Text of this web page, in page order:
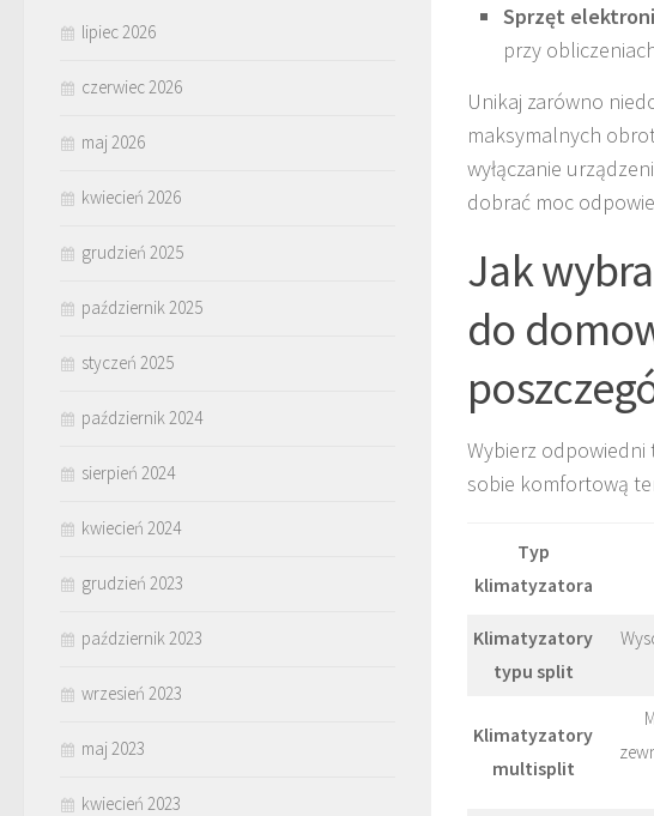
Sprzęt
przy
Unikaj zarówno
maksymalnych
wyłączanie
dobrać moc
Jak
do
Wybierz
sobie komfortową
Typ
klimatyzatora
Klimatyzatory
typu split
Klimatyzatory
multisplit
lipiec 2026
czerwiec 2026
maj 2026
kwiecień 2026
grudzień 2025
październik 2025
styczeń 2025
październik 2024
sierpień 2024
kwiecień 2024
grudzień 2023
październik 2023
wrzesień 2023
maj 2023
kwiecień 2023